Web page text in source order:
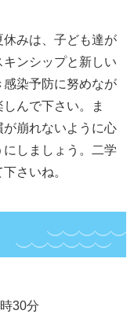
みは、子ども達が
ンシップと新しい
染予防に努めなが
んで下さい。ま
崩れないように心
しましょう。二学
さいね。
30分